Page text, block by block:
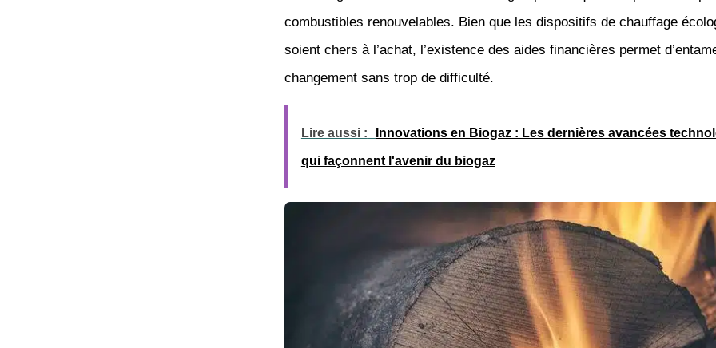
combustibles renouvelables. Bien que les dispositifs de chauffage
soient chers à l’achat, l’existence des aides financières permet
changement sans trop de difficulté.
Lire aussi : Innovations en Biogaz : Les dernières avancées
qui façonnent l'avenir du biogaz